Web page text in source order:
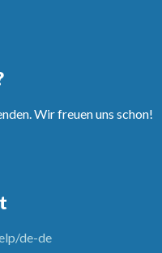
Wir freuen uns schon!
de-de